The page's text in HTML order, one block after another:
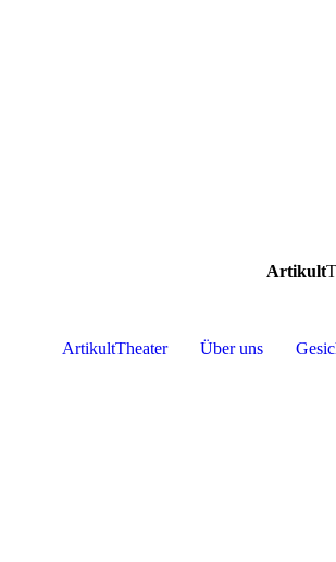
Artikult
ArtikultTheater Über uns